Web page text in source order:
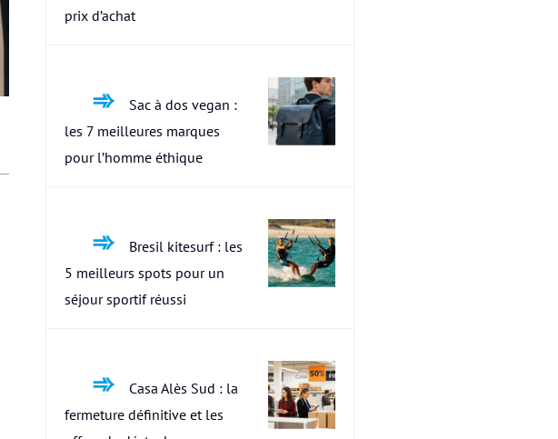
prix d’achat
Sac à dos vegan :
les 7 meilleures marques
pour l’homme éthique
Bresil kitesurf : les
5 meilleurs spots pour un
séjour sportif réussi
Casa Alès Sud : la
fermeture définitive et les